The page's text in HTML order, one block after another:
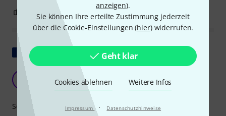
anzeigen).
Sie können Ihre erteilte Zustimmung jederzeit
über die Cookie-Einstellungen (hier) widerrufen.
Geht klar
Cookies ablehnen Weitere Infos
Impressum · Datenschutzhinweise
0 BEWERTUNG MELDEN
Original zeigen
Isabelle2570 08.03.2023
Sound